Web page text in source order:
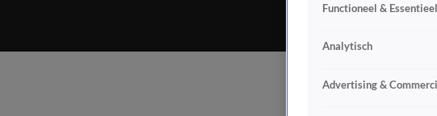
Functioneel & Essentieel
Analytisch
Advertising &